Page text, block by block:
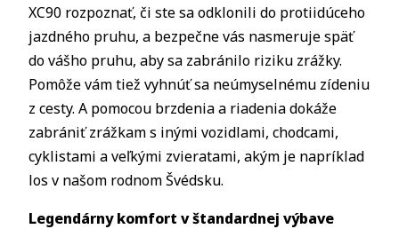
XC90 rozpoznať, či ste sa odklonili do protiidúceho
jazdného pruhu, a bezpečne vás nasmeruje späť
do vášho pruhu, aby sa zabránilo riziku zrážky.
Pomôže vám tiež vyhnúť sa neúmyselnému zídeniu
z cesty. A pomocou brzdenia a riadenia dokáže
zabrániť zrážkam s inými vozidlami, chodcami,
cyklistami a veľkými zvieratami, akým je napríklad
los v našom rodnom Švédsku.
Legendárny komfort v štandardnej výbave